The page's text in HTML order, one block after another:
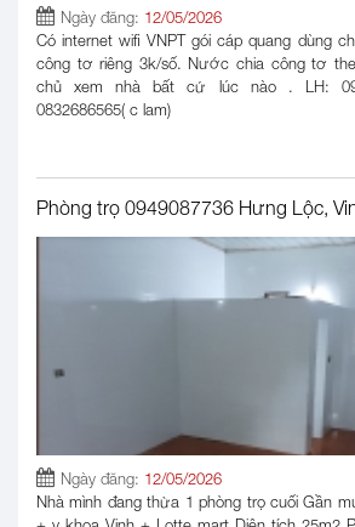
Ngày đăng: 12/05/2026
Có internet wifi VNPT gói cáp quang dùng
công tơ riêng 3k/số. Nước chia công tơ
chủ xem nhà bất cứ lúc nào . LH:
0832686565( c lam)
Phòng trọ 0949087736 Hưng Lộc,
Ngày đăng: 12/05/2026
Nhà mình đang thừa 1 phòng trọ cuối Gần